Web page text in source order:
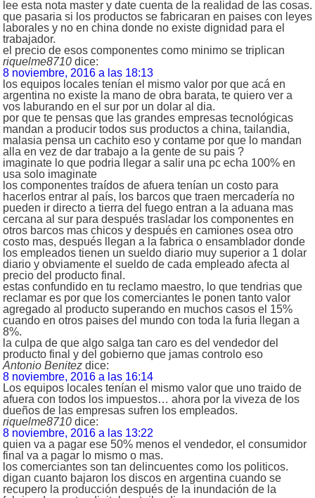
lee esta nota master y date cuenta de la realidad de las cosas.
que pasaria si los productos se fabricaran en paises con leyes
laborales y no en china donde no existe dignidad para el
trabajador.
el precio de esos componentes como minimo se triplican
riquelme8710 dice:
8 noviembre, 2016 a las 18:13
los equipos locales tenían el mismo valor por que acá en
argentina no existe la mano de obra barata, te quiero ver a
vos laburando en el sur por un dolar al dia.
por que te pensas que las grandes empresas tecnológicas
mandan a producir todos sus productos a china, tailandia,
malasia pensa un cachito eso y contame por que lo mandan
alla en vez de dar trabajo a la gente de su pais ?
imaginate lo que podria llegar a salir una pc echa 100% en
usa solo imaginate
los componentes traídos de afuera tenían un costo para
hacerlos entrar al país, los barcos que traen mercadería no
pueden ir directo a tierra del fuego entran a la aduana mas
cercana al sur para después trasladar los componentes en
otros barcos mas chicos y después en camiones osea otro
costo mas, después llegan a la fabrica o ensamblador donde
los empleados tienen un sueldo diario muy superior a 1 dolar
diario y obviamente el sueldo de cada empleado afecta al
precio del producto final.
estas confundido en tu reclamo maestro, lo que tendrias que
reclamar es por que los comerciantes le ponen tanto valor
agregado al producto superando en muchos casos el 15%
cuando en otros paises del mundo con toda la furia llegan a
8%.
la culpa de que algo salga tan caro es del vendedor del
producto final y del gobierno que jamas controlo eso
Antonio Benitez dice:
8 noviembre, 2016 a las 16:14
Los equipos locales tenían el mismo valor que uno traido de
afuera con todos los impuestos… ahora por la viveza de los
dueños de las empresas sufren los empleados.
riquelme8710 dice:
8 noviembre, 2016 a las 13:22
quien va a pagar ese 50% menos el vendedor, el consumidor
final va a pagar lo mismo o mas.
los comerciantes son tan delincuentes como los politicos.
digan cuanto bajaron los discos en argentina cuando se
recupero la producción después de la inundación de la